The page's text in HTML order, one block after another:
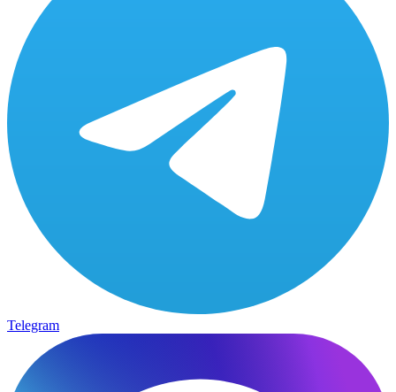
Telegram